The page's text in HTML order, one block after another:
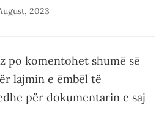
2023
po komentohet shumë së
lajmin e ëmbël të
për dokumentarin e saj